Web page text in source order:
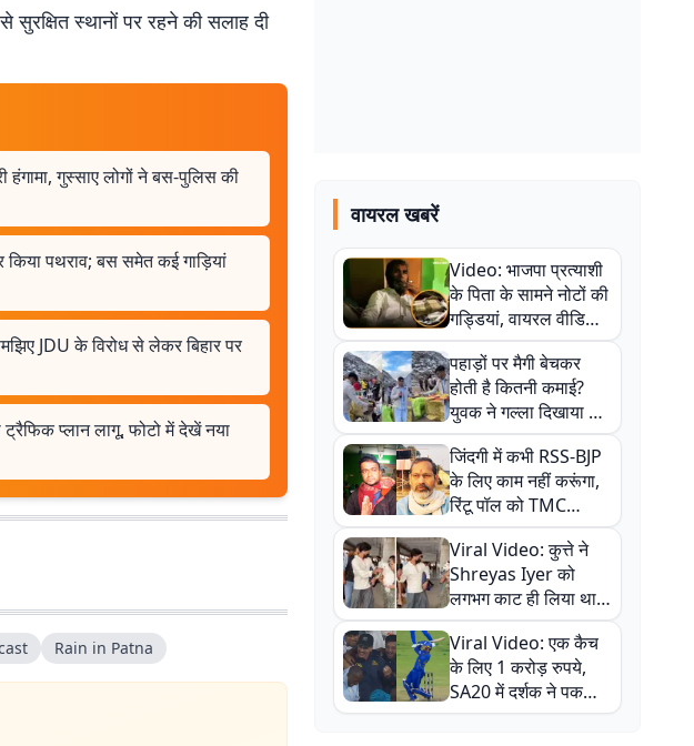
सुरक्षित स्थानों पर रहने की सलाह दी
गुस्साए लोगों ने बस-पुलिस की
पथराव; बस समेत कई गाड़ियां
JDU के विरोध से लेकर बिहार पर
प्लान लागू, फोटो में देखें नया
Rain in Patna
वायरल खबरें
Video: भाजपा प्रत्याशी
के पिता के सामने नोटों की
गड्डियां, वायरल वीडियो
से राजनीति में उबाल,
अजित महतो बोले- TMC
की गंदी चाल
पहाड़ों पर मैगी बेचकर
होती है कितनी कमाई?
युवक ने गल्ला दिखाया तो
नौकरी वालों के खड़े हो गए
कान
जिंदगी में कभी RSS-BJP
के लिए काम नहीं करूंगा,
रिंटू पॉल को TMC
ऑफिस में ले जाकर पीटा,
Video वायरल
Viral Video: कुत्ते ने
Shreyas Iyer को
लगभग काट ही लिया था,
न्यूजीलैंड सीरीज से पहले
बाल-बाल बचे
Viral Video: एक कैच
के लिए 1 करोड़ रुपये,
SA20 में दर्शक ने पकड़ा
एक हाथ से गजब का कैच